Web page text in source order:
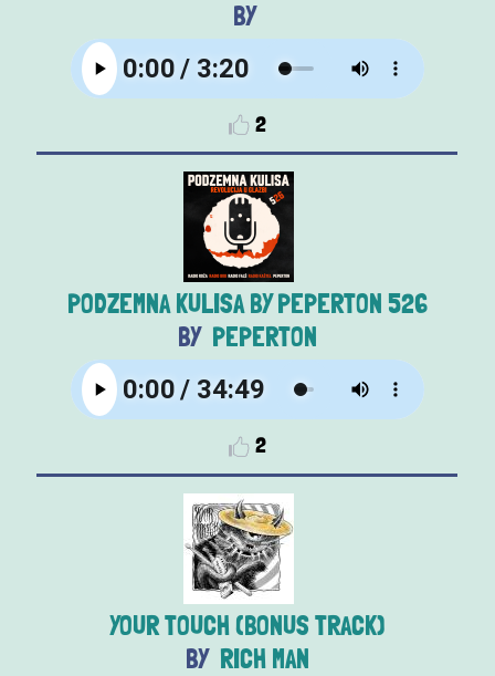
2
PODZEMNA KULISA BY PEPERTON 526
PEPERTON
2
YOUR TOUCH (BONUS TRACK)
RICH MAN